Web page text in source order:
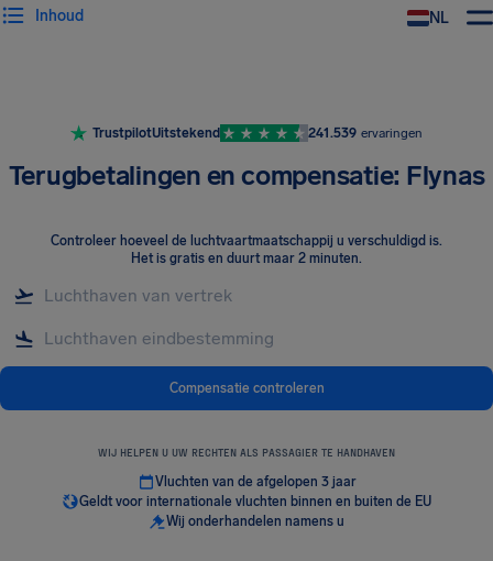
NL
Inhoud
TrustpilotUitstekend 241.539 ervaringen
Terugbetalingen en compensatie: Flynas
Controleer hoeveel de luchtvaartmaatschappij u verschuldigd is.
Het is gratis en duurt maar 2 minuten.
Compensatie controleren
WIJ HELPEN U UW RECHTEN ALS PASSAGIER TE HANDHAVEN
Vluchten van de afgelopen 3 jaar
Geldt voor internationale vluchten binnen en buiten de EU
Wij onderhandelen namens u